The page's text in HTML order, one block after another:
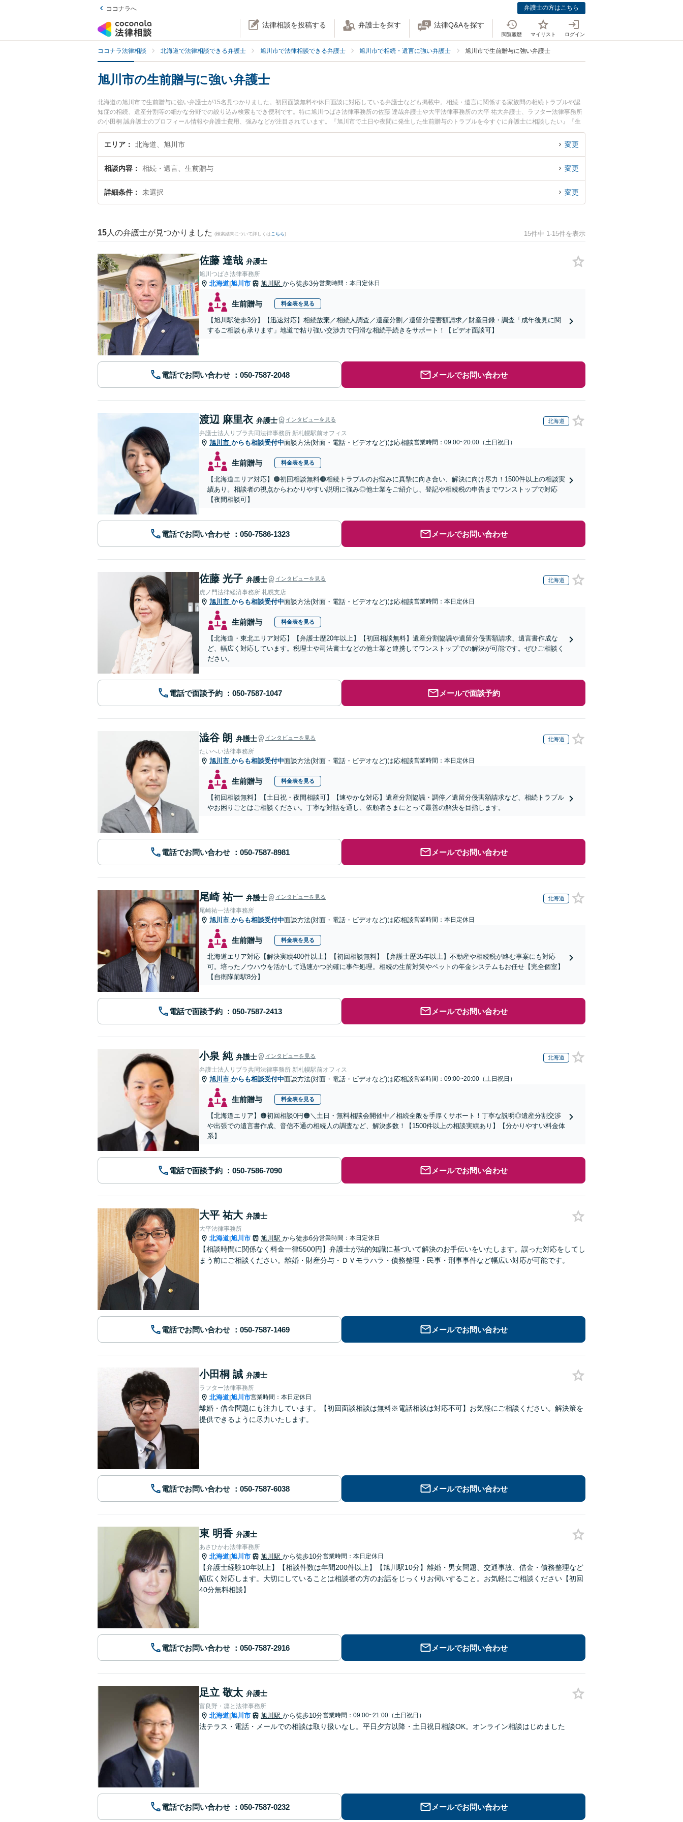
ココナラへ 弁護士の方はこちら
法律相談を投稿する 弁護士を探す 法律Q&Aを探す
閲覧履歴 マイリスト ログイン
ココナラ法律相談 北海道で法律相談できる弁護士 旭川市で法律相談できる弁護士 旭川市で相続・遺言に強い弁護士 旭川市で生前贈与に強い弁護士
旭川市の生前贈与に強い弁護士
北海道の旭川市で生前贈与に強い弁護士が15名見つかりました。初回面談無料や休日面談に対応している弁護士なども掲載中。相続・遺言に関係する家族間の相続トラブルや認
知症の相続、遺産分割等の細かな分野での絞り込み検索もでき便利です。特に旭川つばさ法律事務所の佐藤 達哉弁護士や大平法律事務所の大平 祐大弁護士、ラフター法律事務所
の小田桐 誠弁護士のプロフィール情報や弁護士費用、強みなどが注目されています。『旭川市で土日や夜間に発生した生前贈与のトラブルを今すぐに弁護士に相談したい』『生
前贈与のトラブル解決の実績豊富な近くの弁護士を検索したい』『初回相談無料で生前贈与を法律相談できる旭川市内の弁護士に相談予約したい』などでお困りの相談者さんにお
すすめです。
エリア 北海道、旭川市 変更
相談内容 相続・遺言、生前贈与 変更
詳細条件 未選択 変更
15 人の弁護士が見つかりました (検索結果について詳しくは こちら) 15件中 1-15件を表示
佐藤 達哉 弁護士
旭川つばさ法律事務所
北海道|旭川市 旭川駅 から徒歩3分営業時間：本日定休日
生前贈与 料金表を見る
【旭川駅徒歩3分】【迅速対応】相続放棄／相続人調査／遺産分割／遺留分侵害額請求／財産目録・調査「成年後見に関
するご相談も承ります」地道で粘り強い交渉力で円滑な相続手続きをサポート！【ビデオ面談可】
電話でお問い合わせ メールでお問い合わせ
渡辺 麻里衣 弁護士 インタビューを見る 北海道
弁護士法人リブラ共同法律事務所 新札幌駅前オフィス
旭川市 からも相談受付中面談方法(対面・電話・ビデオなど)は応相談営業時間：09:00~20:00（土日祝日）
生前贈与 料金表を見る
【北海道エリア対応】🟠初回相談無料🟠相続トラブルのお悩みに真摯に向き合い、解決に向け尽力！1500件以上の相談実
績あり。相談者の視点からわかりやすい説明に強み◎他士業をご紹介し、登記や相続税の申告までワンストップで対応
【夜間相談可】
電話でお問い合わせ メールでお問い合わせ
佐藤 光子 弁護士 インタビューを見る 北海道
虎ノ門法律経済事務所 札幌支店
旭川市 からも相談受付中面談方法(対面・電話・ビデオなど)は応相談営業時間：本日定休日
生前贈与 料金表を見る
【北海道・東北エリア対応】【弁護士歴20年以上】【初回相談無料】遺産分割協議や遺留分侵害額請求、遺言書作成な
ど、幅広く対応しています。税理士や司法書士などの他士業と連携してワンストップでの解決が可能です。ぜひご相談く
ださい。
電話で面談予約 メールで面談予約
澁谷 朗 弁護士 インタビューを見る 北海道
たいへい法律事務所
旭川市 からも相談受付中面談方法(対面・電話・ビデオなど)は応相談営業時間：本日定休日
生前贈与 料金表を見る
【初回相談無料】【土日祝・夜間相談可】【速やかな対応】遺産分割協議・調停／遺留分侵害額請求など、相続トラブル
やお困りごとはご相談ください。丁寧な対話を通し、依頼者さまにとって最善の解決を目指します。
電話でお問い合わせ メールでお問い合わせ
尾崎 祐一 弁護士 インタビューを見る 北海道
尾崎祐一法律事務所
旭川市 からも相談受付中面談方法(対面・電話・ビデオなど)は応相談営業時間：本日定休日
生前贈与 料金表を見る
北海道エリア対応【解決実績400件以上】【初回相談無料】【弁護士歴35年以上】不動産や相続税が絡む事案にも対応
可。培ったノウハウを活かして迅速かつ的確に事件処理。相続の生前対策やペットの年金システムもお任せ【完全個室】
【自衛隊前駅8分】
電話で面談予約 メールでお問い合わせ
小泉 純 弁護士 インタビューを見る 北海道
弁護士法人リブラ共同法律事務所 新札幌駅前オフィス
旭川市 からも相談受付中面談方法(対面・電話・ビデオなど)は応相談営業時間：09:00~20:00（土日祝日）
生前贈与 料金表を見る
【北海道エリア】🟠初回相談0円🟠＼土日・無料相談会開催中／相続全般を手厚くサポート！丁寧な説明◎遺産分割交渉
や出張での遺言書作成、音信不通の相続人の調査など、解決多数！【1500件以上の相談実績あり】【分かりやすい料金体
系】
電話で面談予約 メールでお問い合わせ
大平 祐大 弁護士
大平法律事務所
北海道|旭川市 旭川駅 から徒歩6分営業時間：本日定休日
【相談時間に関係なく料金一律5500円】弁護士が法的知識に基づいて解決のお手伝いをいたします。誤った対応をしてし
まう前にご相談ください。離婚・財産分与・ＤＶモラハラ・債務整理・民事・刑事事件など幅広い対応が可能です。
電話でお問い合わせ メールでお問い合わせ
小田桐 誠 弁護士
ラフター法律事務所
北海道|旭川市営業時間：本日定休日
離婚・借金問題にも注力しています。【初回面談相談は無料※電話相談は対応不可】お気軽にご相談ください。解決策を
提供できるように尽力いたします。
電話でお問い合わせ メールでお問い合わせ
東 明香 弁護士
あさひかわ法律事務所
北海道|旭川市 旭川駅 から徒歩10分営業時間：本日定休日
【弁護士経験10年以上】【相談件数は年間200件以上】【旭川駅10分】離婚・男女問題、交通事故、借金・債務整理など
幅広く対応します。大切にしていることは相談者の方のお話をじっくりお伺いすること。お気軽にご相談ください【初回
40分無料相談】
電話でお問い合わせ メールでお問い合わせ
足立 敬太 弁護士
富良野・凛と法律事務所
北海道|旭川市 旭川駅 から徒歩10分営業時間：09:00~21:00（土日祝日）
法テラス・電話・メールでの相談は取り扱いなし。平日夕方以降・土日祝日相談OK。オンライン相談はじめました
電話でお問い合わせ メールでお問い合わせ